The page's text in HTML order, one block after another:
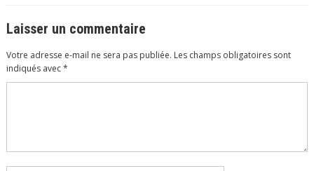
Laisser un commentaire
Votre adresse e-mail ne sera pas publiée. Les champs obligatoires sont
indiqués avec*